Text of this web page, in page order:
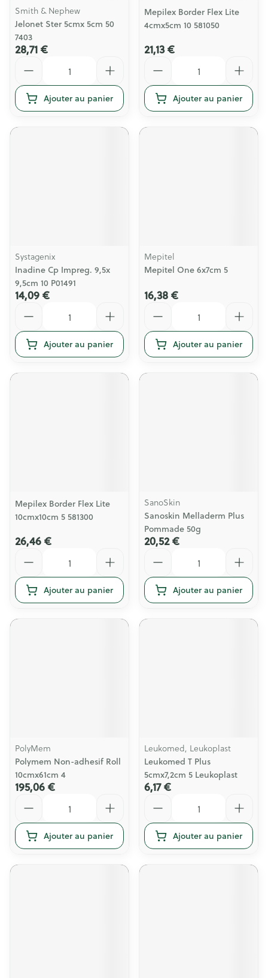
Smith & Nephew
Jelonet Ster 5cmx 5cm 50
7403
28,71 €
Ajouter au panier
Mepilex Border Flex Lite
4cmx5cm 10 581050
21,13 €
Ajouter au panier
Systagenix
Inadine Cp Impreg. 9,5x
9,5cm 10 P01491
14,09 €
Ajouter au panier
Mepitel
Mepitel One 6x7cm 5
16,38 €
Ajouter au panier
Mepilex Border Flex Lite
10cmx10cm 5 581300
26,46 €
Ajouter au panier
SanoSkin
Sanoskin Melladerm Plus
Pommade 50g
20,52 €
Ajouter au panier
PolyMem
Polymem Non-adhesif Roll
10cmx61cm 4
195,06 €
Ajouter au panier
Leukomed, Leukoplast
Leukomed T Plus
5cmx7,2cm 5 Leukoplast
6,17 €
Ajouter au panier